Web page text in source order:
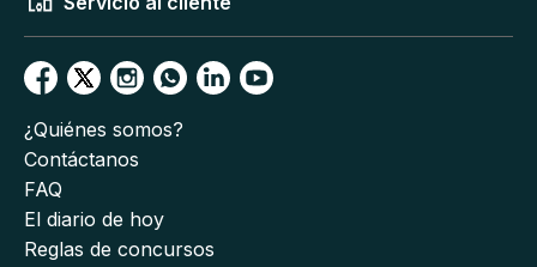
¿Quiénes somos?
Contáctanos
FAQ
El diario de hoy
Reglas de concursos